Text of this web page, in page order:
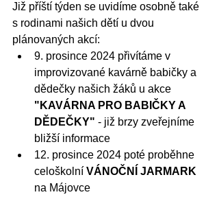
Již příští týden se uvidíme osobně také
s rodinami našich dětí u dvou
plánovaných akcí:
9. prosince 2024 přivítáme v
improvizované kavárně babičky a
dědečky našich žáků u akce
"KAVÁRNA PRO BABIČKY A
DĚDEČKY" - již brzy zveřejníme
bližší informace
12. prosince 2024 poté proběhne
celoškolní VÁNOČNÍ JARMARK
na Májovce